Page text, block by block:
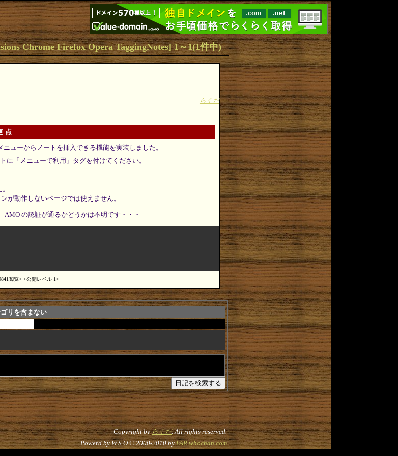
Chrome Firefox Opera TaggingNotes] 1～1(1件中)
らくだ
点
ューからノートを挿入できる機能を実装しました。
に「メニューで利用」タグを付けてください。
が動作しないページでは使えません。
AMO の認証が通るかどうかは不明です・・・
閲覧 公開レベル 1
リを含まない
Copyright byらくだ. All rights reserved.
Powerd by W.S.O © 2000-2010 byFAR.whochan.com